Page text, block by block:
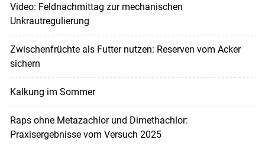
Video: Feldnachmittag zur mechanischen
Unkrautregulierung
Zwischenfrüchte als Futter nutzen: Reserven vom Acker
sichern
Kalkung im Sommer
Raps ohne Metazachlor und Dimethachlor:
Praxisergebnisse vom Versuch 2025